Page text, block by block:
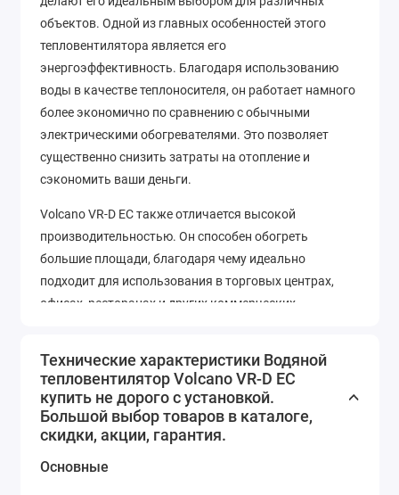
объектов. Одной из главных особенностей этого
тепловентилятора является его
энергоэффективность. Благодаря использованию
воды в качестве теплоносителя, он работает намного
более экономично по сравнению с обычными
электрическими обогревателями. Это позволяет
существенно снизить затраты на отопление и
сэкономить ваши деньги.
Volcano VR-D EC также отличается высокой
производительностью. Он способен обогреть
большие площади, благодаря чему идеально
подходит для использования в торговых центрах,
офисах, ресторанах и других коммерческих
равномерно нагревает воздух, обеспечивая
комфортную температуру в помещении. Но
преимущества Volcano VR-D EC не ограничиваются
только энергоэффективностью и
производительностью. Этот тепловентилятор также
Технические характеристики Водяной
тепловентилятор Volcano VR-D EC
купить не дорого с установкой.
Большой выбор товаров в каталоге,
скидки, акции, гарантия.
Основные